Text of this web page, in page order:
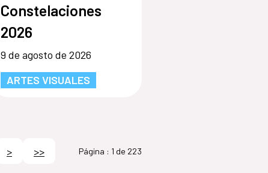
Constelaciones
2026
9 de agosto de 2026
ARTES VISUALES
> >> Página : 1 de 223